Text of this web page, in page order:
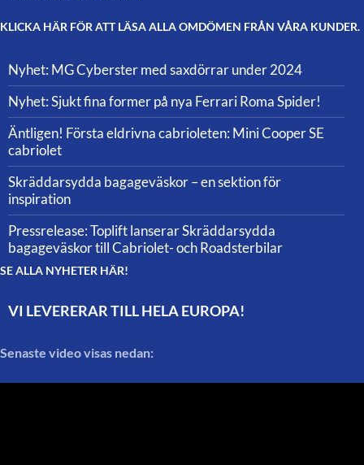
KLICKA HÄR FÖR ATT LÄSA ALLA OMDÖMEN FRÅN VÅRA KUNDER.
Nyhet: MG Cyberster med saxdörrar under 2024
Nyhet: Sjukt fina former på nya Ferrari Roma Spider!
Äntligen! Första eldrivna cabrioleten: Mini Cooper SE
cabriolet
Skräddarsydda bagageväskor – en sektion för
inspiration
Pressrelease: Toplift lanserar Skräddarsydda
bagageväskor till Cabriolet- och Roadsterbilar
SE ALLA NYHETER HÄR!
VI LEVERERAR TILL HELA EUROPA!
Senaste video visas nedan: